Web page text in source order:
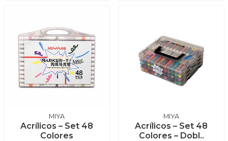
MIYA
Acrílicos – Set 48
Colores
MIYA
Acrílicos – Set 48
Colores – Dobl..